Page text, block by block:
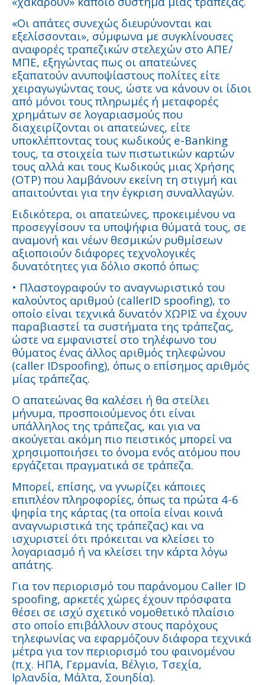
«Οι απάτες συνεχώς διευρύνονται και
εξελίσσονται», σύμφωνα με συγκλίνουσες
αναφορές τραπεζικών στελεχών στο ΑΠΕ/
ΜΠΕ, εξηγώντας πως οι απατεώνες
εξαπατούν ανυποψίαστους πολίτες είτε
χειραγωγώντας τους, ώστε να κάνουν οι ίδιοι
από μόνοι τους πληρωμές ή μεταφορές
χρημάτων σε λογαριασμούς που
διαχειρίζονται οι απατεώνες, είτε
υποκλέπτοντας τους κωδικούς e-Banking
τους, τα στοιχεία των πιστωτικών καρτών
τους αλλά και τους Κωδικούς μιας Χρήσης
(OTP) που λαμβάνουν εκείνη τη στιγμή και
απαιτούνται για την έγκριση συναλλαγών.
Ειδικότερα, οι απατεώνες, προκειμένου να
προσεγγίσουν τα υποψήφια θύματά τους, σε
αναμονή και νέων θεσμικών ρυθμίσεων
αξιοποιούν διάφορες τεχνολογικές
δυνατότητες για δόλιο σκοπό όπως:
• Πλαστογραφούν το αναγνωριστικό του
καλούντος αριθμού (callerID spoofing), το
οποίο είναι τεχνικά δυνατόν ΧΩΡΙΣ να έχουν
παραβιαστεί τα συστήματα της τράπεζας,
ώστε να εμφανιστεί στο τηλέφωνο του
θύματος ένας άλλος αριθμός τηλεφώνου
(caller IDspoofing), όπως ο επίσημος αριθμός
μίας τράπεζας.
Ο απατεώνας θα καλέσει ή θα στείλει
μήνυμα, προσποιούμενος ότι είναι
υπάλληλος της τράπεζας, και για να
ακούγεται ακόμη πιο πειστικός μπορεί να
χρησιμοποιήσει το όνομα ενός ατόμου που
εργάζεται πραγματικά σε τράπεζα.
Μπορεί, επίσης, να γνωρίζει κάποιες
επιπλέον πληροφορίες, όπως τα πρώτα 4-6
ψηφία της κάρτας (τα οποία είναι κοινά
αναγνωριστικά της τράπεζας) και να
ισχυριστεί ότι πρόκειται να κλείσει το
λογαριασμό ή να κλείσει την κάρτα λόγω
απάτης.
Για τον περιορισμό του παράνομου Caller ID
spoofing, αρκετές χώρες έχουν πρόσφατα
θέσει σε ισχύ σχετικό νομοθετικό πλαίσιο
στο οποίο επιβάλλουν στους παρόχους
τηλεφωνίας να εφαρμόζουν διάφορα τεχνικά
μέτρα για τον περιορισμό του φαινομένου
(π.χ. ΗΠΑ, Γερμανία, Βέλγιο, Τσεχία,
Ιρλανδία, Μάλτα, Σουηδία).